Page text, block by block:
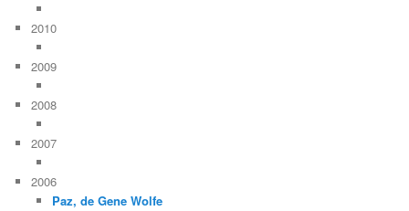
2010
2009
2008
2007
2006
Paz, de Gene Wolfe